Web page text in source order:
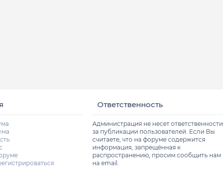
Ответственность
Администрация не несет ответственности
за публикации пользователей. Если Вы
считаете, что на форуме содержится
информация, запрещённая к
распространению, просим сообщить нам
на email.